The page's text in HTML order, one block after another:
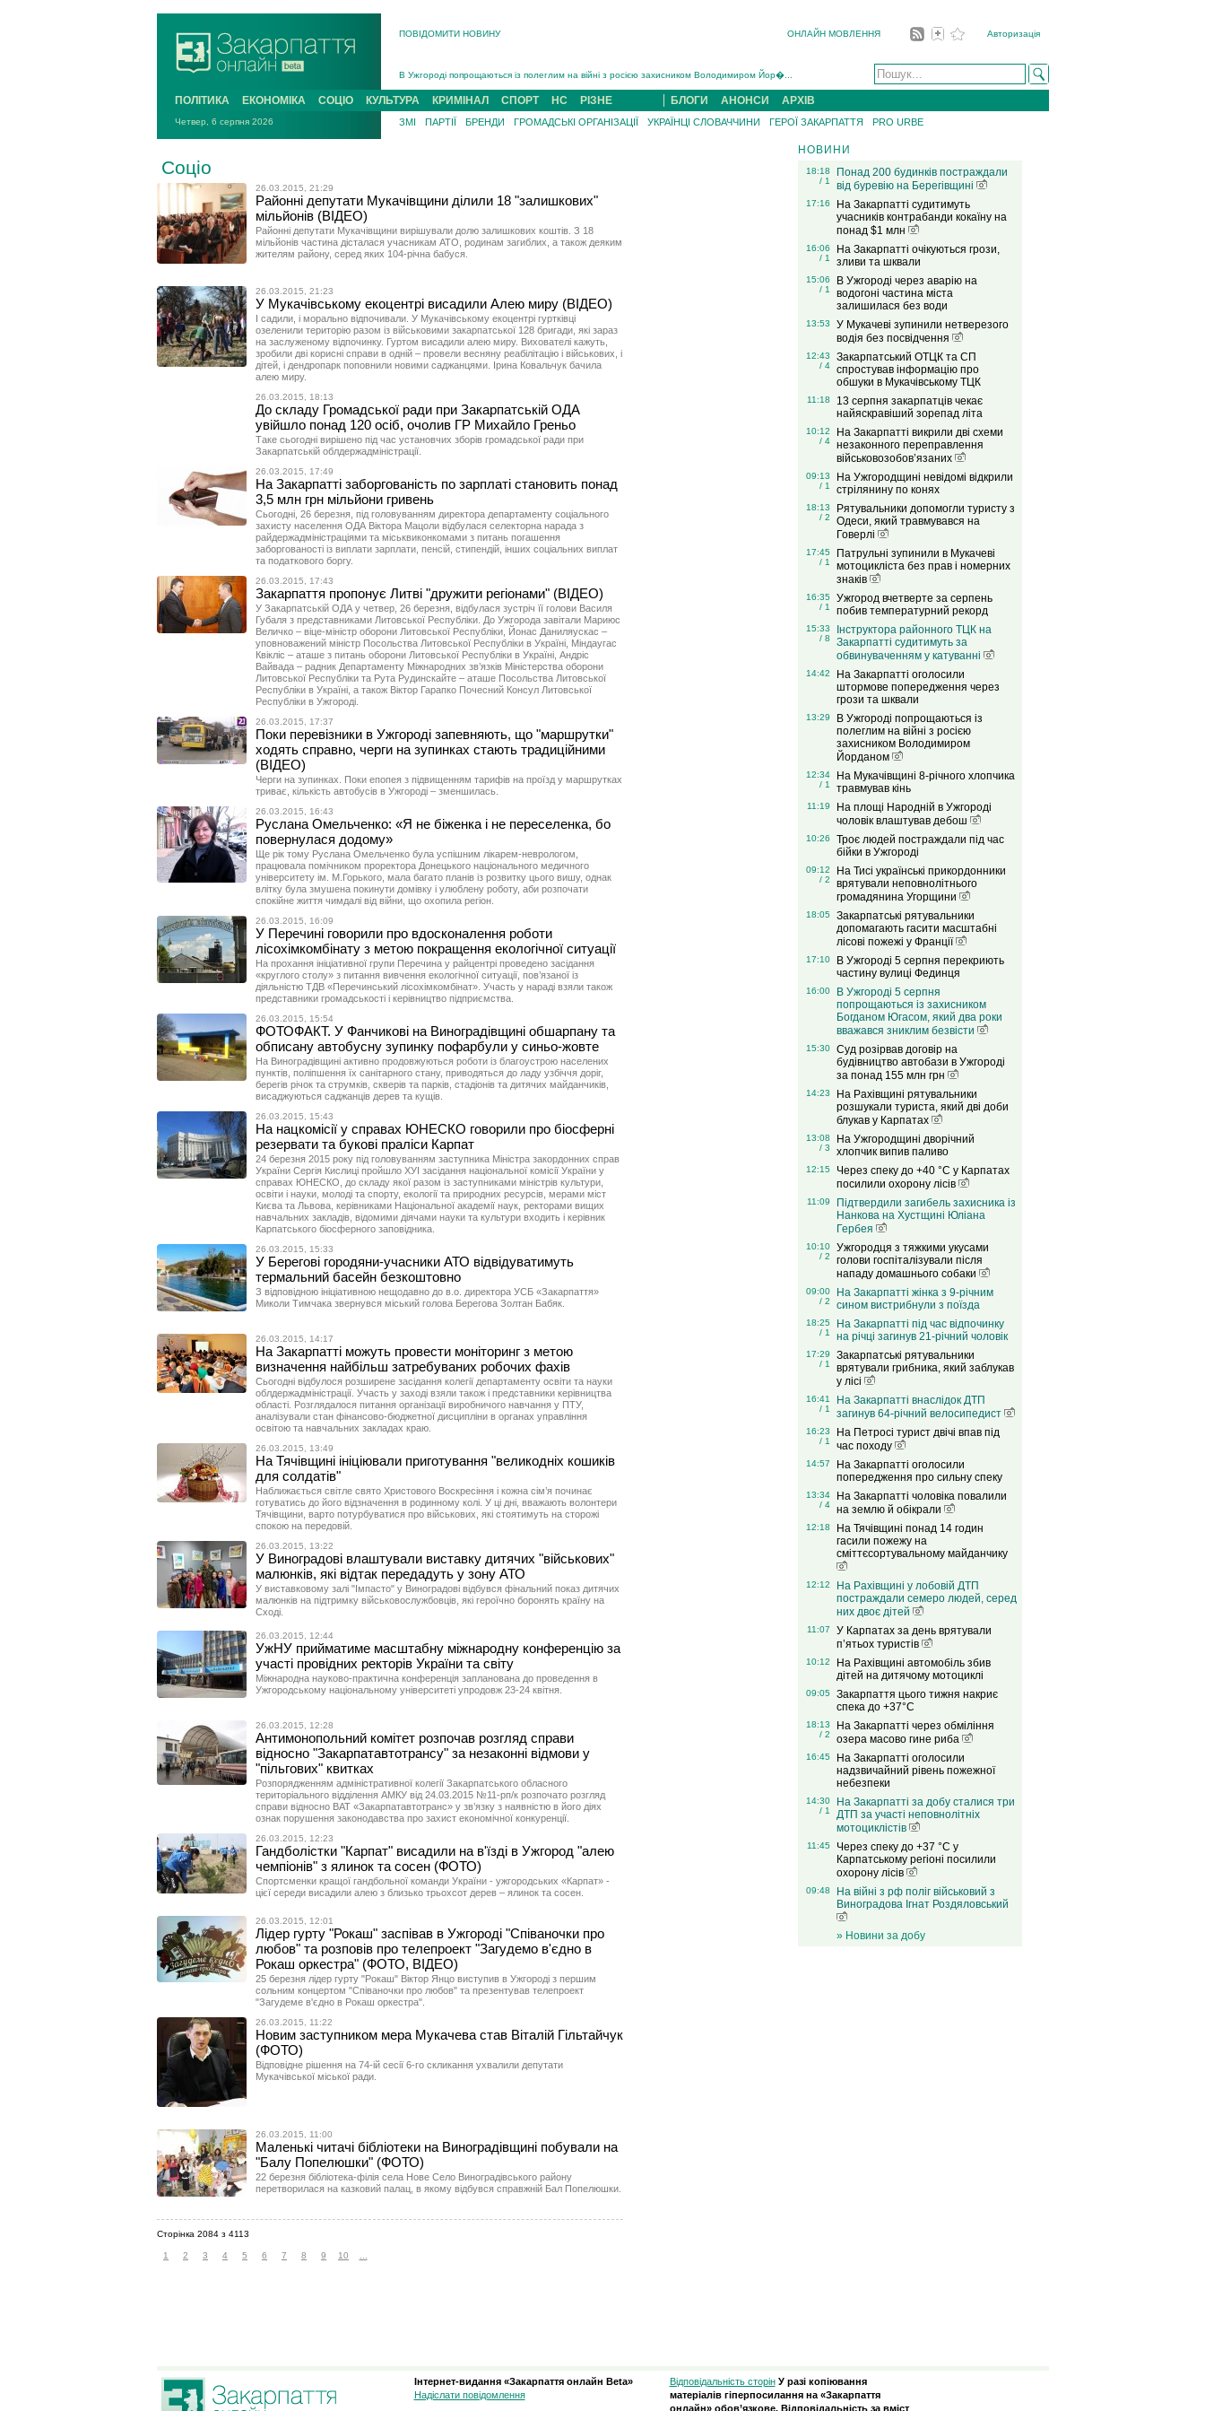
ПОВІДОМИТИ НОВИНУ ОНЛАЙН МОВЛЕННЯ Авторизація
В Ужгороді попрощаються із полеглим на війні з росією захисником Володимиром Йор�...
В Ужгороді 5 серпня попрощаються із захисником Богданом Югасом, який два роки �...
Підтвердили загибель захисника із Нанкова на Хустщині Юліана Гербея (ФОТО)[/gree...
На війні з рф поліг військовий з Виноградова Ігнат Роздяловський (ФОТО)...
ПОЛІТИКА ЕКОНОМІКА СОЦІО КУЛЬТУРА КРИМІНАЛ СПОРТ НС РІЗНЕ БЛОГИ АНОНСИ АРХІВ
Четвер, 6 серпня 2026 ЗМІ ПАРТІЇ БРЕНДИ ГРОМАДСЬКІ ОРГАНІЗАЦІЇ УКРАЇНЦІ СЛОВАЧЧИНИ ГЕРОЇ ЗАКАРПАТТЯ PRO URBE
Соціо
26.03.2015, 21:29
Районні депутати Мукачівщини ділили 18 "залишкових"
мільйонів (ВІДЕО)
Районні депутати Мукачівщини вирішували долю залишкових коштів. З 18
мільйонів частина дісталася учасникам АТО, родинам загиблих, а також деяким
жителям району, серед яких 104-річна бабуся.
26.03.2015, 21:23
У Мукачівському екоцентрі висадили Алею миру (ВІДЕО)
І садили, і морально відпочивали. У Мукачівському екоцентрі гуртківці
озеленили територію разом із військовими закарпатської 128 бригади, які зараз
на заслуженому відпочинку. Гуртом висадили алею миру. Вихователі кажуть,
зробили дві корисні справи в одній – провели весняну реабілітацію і військових, і
дітей, і дендропарк поповнили новими саджанцями. Ірина Ковальчук бачила
алею миру.
26.03.2015, 18:13
До складу Громадської ради при Закарпатській ОДА
увійшло понад 120 осіб, очолив ГР Михайло Греньо
Таке сьогодні вирішено під час установчих зборів громадської ради при
Закарпатській облдержадміністрації.
26.03.2015, 17:49
На Закарпатті заборгованість по зарплаті становить понад
3,5 млн грн мільйони гривень
Сьогодні, 26 березня, під головуванням директора департаменту соціального
захисту населення ОДА Віктора Мацоли відбулася селекторна нарада з
райдержадміністраціями та міськвиконкомами з питань погашення
заборгованості із виплати зарплати, пенсій, стипендій, інших соціальних виплат
та податкового боргу.
26.03.2015, 17:43
Закарпаття пропонує Литві "дружити регіонами" (ВІДЕО)
У Закарпатській ОДА у четвер, 26 березня, відбулася зустріч її голови Василя
Губаля з представниками Литовської Республіки. До Ужгорода завітали Мариюс
Величко – віце-міністр оборони Литовської Республіки, Йонас Даниляускас –
уповноважений міністр Посольства Литовської Республіки в Україні, Міндаугас
Квікліс – аташе з питань оборони Литовської Республіки в Україні, Андріс
Вайвада – радник Департаменту Міжнародних зв’язків Міністерства оборони
Литовської Республіки та Рута Рудинскайте – аташе Посольства Литовської
Республіки в Україні, а також Віктор Гарапко Почесний Консул Литовської
Республіки в Ужгороді.
26.03.2015, 17:37
Поки перевізники в Ужгороді запевняють, що "маршрутки"
ходять справно, черги на зупинках стають традиційними
(ВІДЕО)
Черги на зупинках. Поки епопея з підвищенням тарифів на проїзд у маршрутках
триває, кількість автобусів в Ужгороді – зменшилась.
26.03.2015, 16:43
Руслана Омельченко: «Я не біженка і не переселенка, бо
повернулася додому»
Ще рік тому Руслана Омельченко була успішним лікарем-неврологом,
працювала помічником проректора Донецького національного медичного
університету ім. М.Горького, мала багато планів із розвитку цього вишу, однак
влітку була змушена покинути домівку і улюблену роботу, аби розпочати
спокійне життя чимдалі від війни, що охопила регіон.
26.03.2015, 16:09
У Перечині говорили про вдосконалення роботи
лісохімкомбінату з метою покращення екологічної ситуації
На прохання ініціативної групи Перечина у райцентрі проведено засідання
«круглого столу» з питання вивчення екологічної ситуації, пов’язаної із
діяльністю ТДВ «Перечинський лісохімкомбінат». Участь у нараді взяли також
представники громадськості і керівництво підприємства.
26.03.2015, 15:54
ФОТОФАКТ. У Фанчикові на Виноградівщині обшарпану та
обписану автобусну зупинку пофарбули у синьо-жовте
На Виноградівщині активно продовжуються роботи із благоустрою населених
пунктів, поліпшення їх санітарного стану, приводяться до ладу узбіччя доріг,
берегів річок та струмків, скверів та парків, стадіонів та дитячих майданчиків,
висаджуються саджанців дерев та кущів.
26.03.2015, 15:43
На нацкомісії у справах ЮНЕСКО говорили про біосферні
резервати та букові праліси Карпат
24 березня 2015 року під головуванням заступника Міністра закордонних справ
України Сергія Кислиці пройшло ХУІ засідання національної комісії України у
справах ЮНЕСКО, до складу якої разом із заступниками міністрів культури,
освіти і науки, молоді та спорту, екології та природних ресурсів, мерами міст
Києва та Львова, керівниками Національної академії наук, ректорами вищих
навчальних закладів, відомими діячами науки та культури входить і керівник
Карпатського біосферного заповідника.
26.03.2015, 15:33
У Берегові городяни-учасники АТО відвідуватимуть
термальний басейн безкоштовно
З відповідною ініціативною нещодавно до в.о. директора УСБ «Закарпаття»
Миколи Тимчака звернувся міський голова Берегова Золтан Бабяк.
26.03.2015, 14:17
На Закарпатті можуть провести моніторинг з метою
визначення найбільш затребуваних робочих фахів
Сьогодні відбулося розширене засідання колегії департаменту освіти та науки
облдержадміністрації. Участь у заході взяли також і представники керівництва
області. Розглядалося питання організації виробничого навчання у ПТУ,
аналізували стан фінансово-бюджетної дисципліни в органах управління
освітою та навчальних закладах краю.
26.03.2015, 13:49
На Тячівщині ініціювали приготування "великодніх кошиків
для солдатів"
Наближається світле свято Христового Воскресіння і кожна сім’я починає
готуватись до його відзначення в родинному колі. У ці дні, вважають волонтери
Тячівщини, варто потурбуватися про військових, які стоятимуть на сторожі
спокою на передовій.
26.03.2015, 13:22
У Виноградові влаштували виставку дитячих "військових"
малюнків, які відтак передадуть у зону АТО
У виставковому залі "Імпасто" у Виноградові відбувся фінальний показ дитячих
малюнків на підтримку військовослужбовців, які героїчно боронять країну на
Сході.
26.03.2015, 12:44
УжНУ прийматиме масштабну міжнародну конференцію за
участі провідних ректорів України та світу
Міжнародна науково-практична конференція запланована до проведення в
Ужгородському національному університеті упродовж 23-24 квітня.
26.03.2015, 12:28
Антимонопольний комітет розпочав розгляд справи
відносно "Закарпатавтотрансу" за незаконні відмови у
"пільгових" квитках
Розпорядженням адміністративної колегії Закарпатського обласного
територіального відділення АМКУ від 24.03.2015 №11-рп/к розпочато розгляд
справи відносно ВАТ «Закарпатавтотранс» у зв’язку з наявністю в його діях
ознак порушення законодавства про захист економічної конкуренції.
26.03.2015, 12:23
Гандболістки "Карпат" висадили на в'їзді в Ужгород "алею
чемпіонів" з ялинок та сосен (ФОТО)
Спортсменки кращої гандбольної команди України - ужгородських «Карпат» -
цієї середи висадили алею з близько трьохсот дерев – ялинок та сосен.
26.03.2015, 12:01
Лідер гурту "Рокаш" заспівав в Ужгороді "Співаночки про
любов" та розповів про телепроект "Загудемо в'єдно в
Рокаш оркестра" (ФОТО, ВІДЕО)
25 березня лідер гурту "Рокаш" Віктор Янцо виступив в Ужгороді з першим
сольним концертом "Співаночки про любов" та презентував телепроект
"Загудеме в'єдно в Рокаш оркестра".
26.03.2015, 11:22
Новим заступником мера Мукачева став Віталій Гільтайчук
(ФОТО)
Відповідне рішення на 74-ій сесії 6-го скликання ухвалили депутати
Мукачівської міської ради.
26.03.2015, 11:00
Маленькі читачі бібліотеки на Виноградівщині побували на
"Балу Попелюшки" (ФОТО)
22 березня бібліотека-філія села Нове Село Виноградівського району
перетворилася на казковий палац, в якому відбувся справжній Бал Попелюшки.
Сторінка 2084 з 4113
1 2 3 4 5 6 7 8 9 10
НОВИНИ
18:18
/ 1
Понад 200 будинків постраждали
від буревію на Берегівщині
17:16
На Закарпатті судитимуть
учасників контрабанди кокаїну на
понад $1 млн
16:06
/ 1
На Закарпатті очікуються грози,
зливи та шквали
15:06
/ 1
В Ужгороді через аварію на
водогоні частина міста
залишилася без води
13:53
У Мукачеві зупинили нетверезого
водія без посвідчення
12:43
/ 4
Закарпатський ОТЦК та СП
спростував інформацію про
обшуки в Мукачівському ТЦК
11:18
13 серпня закарпатців чекає
найяскравіший зорепад літа
10:12
/ 4
На Закарпатті викрили дві схеми
незаконного переправлення
військовозобов’язаних
09:13
/ 1
На Ужгородщині невідомі відкрили
стрілянину по конях
18:13
/ 2
Рятувальники допомогли туристу з
Одеси, який травмувався на
Говерлі
17:45
/ 1
Патрульні зупинили в Мукачеві
мотоцикліста без прав і номерних
знаків
16:35
/ 1
Ужгород вчетверте за серпень
побив температурний рекорд
15:33
/ 8
Інструктора районного ТЦК на
Закарпатті судитимуть за
обвинуваченням у катуванні
14:42
На Закарпатті оголосили
штормове попередження через
грози та шквали
13:29
В Ужгороді попрощаються із
полеглим на війні з росією
захисником Володимиром
Йорданом
12:34
/ 1
На Мукачівщині 8-річного хлопчика
травмував кінь
11:19
На площі Народній в Ужгороді
чоловік влаштував дебош
10:26
Троє людей постраждали під час
бійки в Ужгороді
09:12
/ 2
На Тисі українські прикордонники
врятували неповнолітнього
громадянина Угорщини
18:05
Закарпатські рятувальники
допомагають гасити масштабні
лісові пожежі у Франції
17:10
В Ужгороді 5 серпня перекриють
частину вулиці Фединця
16:00
В Ужгороді 5 серпня
попрощаються із захисником
Богданом Югасом, який два роки
вважався зниклим безвісти
15:30
Суд розірвав договір на
будівництво автобази в Ужгороді
за понад 155 млн грн
14:23
На Рахівщині рятувальники
розшукали туриста, який дві доби
блукав у Карпатах
13:08
/ 3
На Ужгородщині дворічний
хлопчик випив паливо
12:15
Через спеку до +40 °C у Карпатах
посилили охорону лісів
11:09
Підтвердили загибель захисника із
Нанкова на Хустщині Юліана
Гербея
10:10
/ 2
Ужгородця з тяжкими укусами
голови госпіталізували після
нападу домашнього собаки
09:00
/ 2
На Закарпатті жінка з 9-річним
сином вистрибнули з поїзда
18:25
/ 1
На Закарпатті під час відпочинку
на річці загинув 21-річний чоловік
17:29
/ 1
Закарпатські рятувальники
врятували грибника, який заблукав
у лісі
16:41
/ 1
На Закарпатті внаслідок ДТП
загинув 64-річний велосипедист
16:23
/ 1
На Петросі турист двічі впав під
час походу
14:57
На Закарпатті оголосили
попередження про сильну спеку
13:34
/ 4
На Закарпатті чоловіка повалили
на землю й обікрали
12:18
На Тячівщині понад 14 годин
гасили пожежу на
сміттєсортувальному майданчику
12:12
На Рахівщині у лобовій ДТП
постраждали семеро людей, серед
них двоє дітей
11:07
У Карпатах за день врятували
п’ятьох туристів
10:12
На Рахівщині автомобіль збив
дітей на дитячому мотоциклі
09:05
Закарпаття цього тижня накриє
спека до +37°C
18:13
/ 2
На Закарпатті через обміління
озера масово гине риба
16:45
На Закарпатті оголосили
надзвичайний рівень пожежної
небезпеки
14:30
/ 1
На Закарпатті за добу сталися три
ДТП за участі неповнолітніх
мотоциклістів
11:45
Через спеку до +37 °C у
Карпатському регіоні посилили
охорону лісів
09:48
На війні з рф поліг військовий з
Виноградова Ігнат Роздяловський
» Новини за добу
Інтернет-видання «Закарпаття онлайн Beta»
Надіслати повідомлення
Відповідальність сторін У разі копіювання
матеріалів гіперпосилання на «Закарпаття
онлайн» обов’язкове. Відповідальність за вміст